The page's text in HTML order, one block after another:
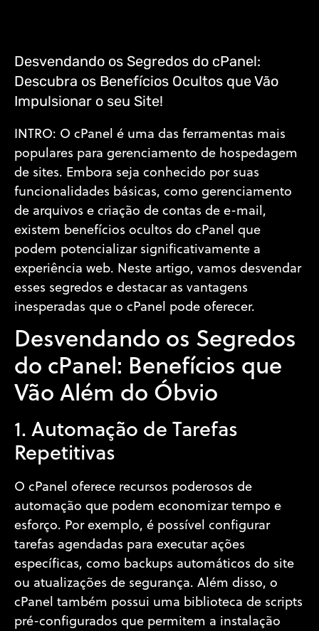
Desvendando os Segredos do cPanel:
Descubra os Benefícios Ocultos que Vão
Impulsionar o seu Site!
INTRO: O cPanel é uma das ferramentas mais
populares para gerenciamento de hospedagem
de sites. Embora seja conhecido por suas
funcionalidades básicas, como gerenciamento
de arquivos e criação de contas de e-mail,
existem benefícios ocultos do cPanel que
podem potencializar significativamente a
experiência web. Neste artigo, vamos desvendar
esses segredos e destacar as vantagens
inesperadas que o cPanel pode oferecer.
Desvendando os Segredos
do cPanel: Benefícios que
Vão Além do Óbvio
1. Automação de Tarefas
Repetitivas
O cPanel oferece recursos poderosos de
automação que podem economizar tempo e
esforço. Por exemplo, é possível configurar
tarefas agendadas para executar ações
específicas, como backups automáticos do site
ou atualizações de segurança. Além disso, o
cPanel também possui uma biblioteca de scripts
pré-configurados que permitem a instalação